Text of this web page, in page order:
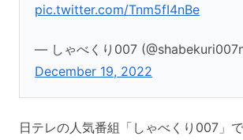
pic.twitter.com/Tnm5fI4nBe
— しゃべくり007
December 19, 2022
日テレの人気番組「しゃべくり007」